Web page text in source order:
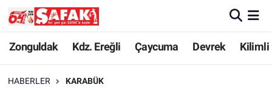
Zonguldak Kdz. Ereğli Çaycuma Devrek Kilimli
HABERLER KARABÜK
Zonguldak
Kdz. Ereğli
Zonguldak Nöbetçi Eczaneler
Zonguldak Hava Durumu